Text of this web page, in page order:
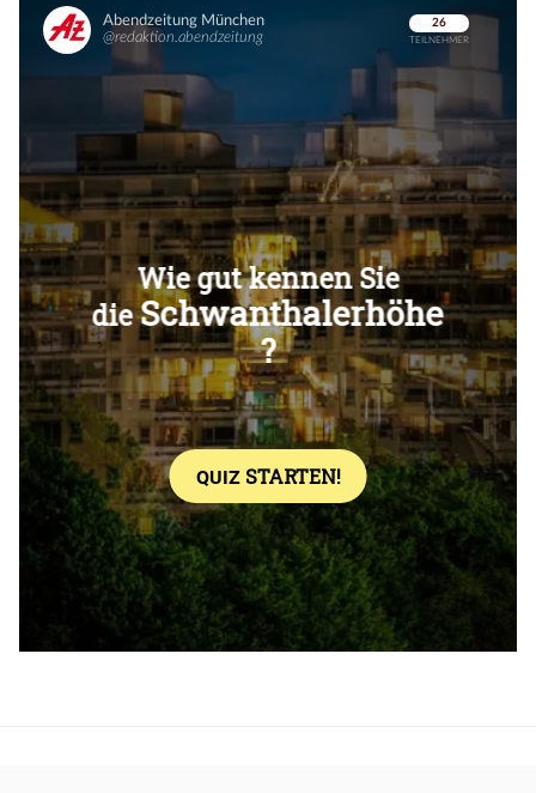
Überspringen
Überspringen